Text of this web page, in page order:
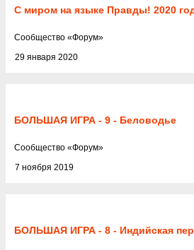
С миром на языке Правды! 2020
29 января 2020
Cообщество «Форум»
БОЛЬШАЯ ИГРА - 9 - Беловодье
7 ноября 2019
Cообщество «Форум»
БОЛЬШАЯ ИГРА - 8 - Индийская